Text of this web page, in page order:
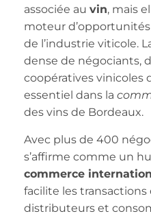
associée au vin, mais
moteur d’opportunités
de l’industrie viticole.
dense de négociants,
coopératives vinicoles
essentiel dans la
des vins de Bordeaux.
Avec plus de 400
s’affirme comme un
commerce
facilite les
distributeurs et